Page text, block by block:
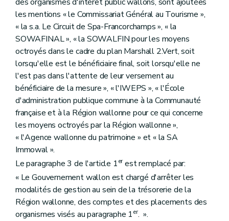
les mentions « le Commissariat Général au Tourisme »,
« la s.a. Le Circuit de Spa-Francorchamps », « la
SOWAFINAL », « la SOWALFIN pour les moyens
octroyés dans le cadre du plan Marshall 2.Vert, soit
lorsqu'elle est le bénéficiaire final, soit lorsqu'elle ne
l'est pas dans l'attente de leur versement au
bénéficiaire de la mesure », « l'IWEPS », « l'École
d'administration publique commune à la Communauté
française et à la Région wallonne pour ce qui concerne
les moyens octroyés par la Région wallonne »,
« l'Agence wallonne du patrimoine » et « la SA
Immowal ».
Le paragraphe 3 de l'article 1erest remplacé par:
« Le Gouvernement wallon est chargé d'arrêter les
modalités de gestion au sein de la trésorerie de la
Région wallonne, des comptes et des placements des
organismes visés au paragraphe 1er. ».